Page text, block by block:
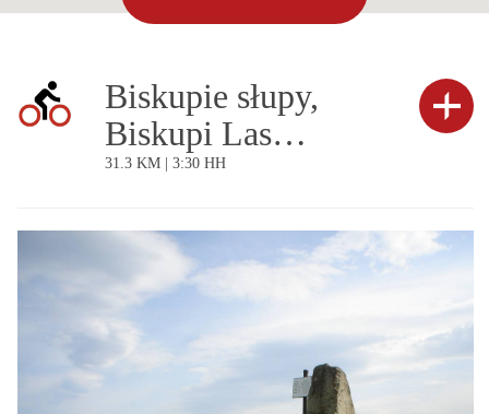
Biskupie słupy,
Biskupi Las…
31.3 KM | 3:30 HH